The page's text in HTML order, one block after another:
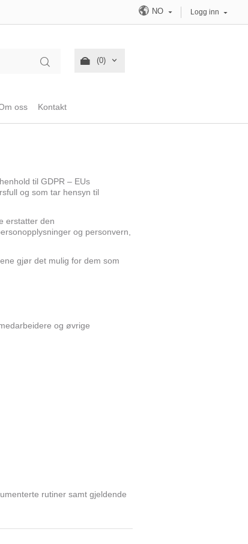
NO Logg inn
(0)
oss Kontakt
til GDPR – EUs
og som tar hensyn til
erstatter den
og personvern,
gjør det mulig for dem som
og øvrige
rutiner samt gjeldende